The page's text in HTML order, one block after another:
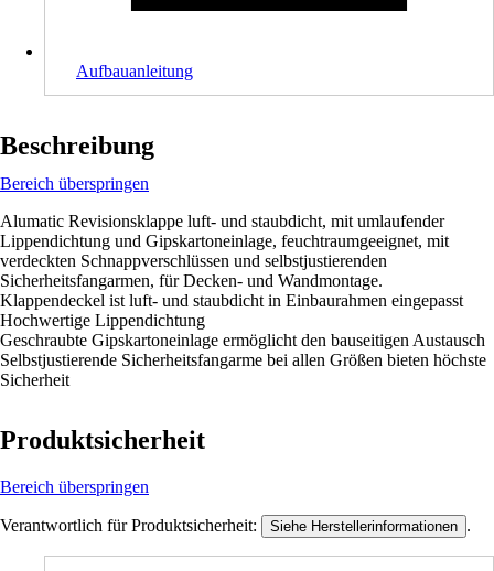
Aufbauanleitung
Beschreibung
Bereich überspringen
Alumatic Revisionsklappe luft- und staubdicht, mit umlaufender
Lippendichtung und Gipskartoneinlage, feuchtraumgeeignet, mit
verdeckten Schnappverschlüssen und selbstjustierenden
Sicherheitsfangarmen, für Decken- und Wandmontage.
Klappendeckel ist luft- und staubdicht in Einbaurahmen eingepasst
Hochwertige Lippendichtung
Geschraubte Gipskartoneinlage ermöglicht den bauseitigen Austausch
Selbstjustierende Sicherheitsfangarme bei allen Größen bieten höchste
Sicherheit
Produktsicherheit
Bereich überspringen
Verantwortlich für Produktsicherheit: Siehe Herstellerinformationen .